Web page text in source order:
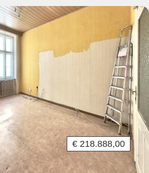
€ 218.888,00